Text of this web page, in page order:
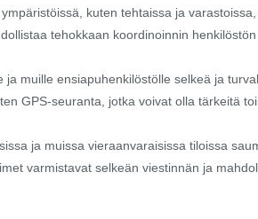
kuten tehtaissa ja
tehokkaan koordinoinnin henkilöstön
muille ensiapuhenkilöstölle selkeä ja
GPS-seuranta, jotka voivat olla tärkeitä
ja muissa vieraanvaraisissa tiloissa
varmistavat selkeän viestinnän ja